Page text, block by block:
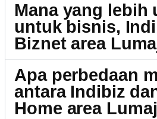
Mana yang lebih
untuk bisnis,
Biznet area
Apa perbedaan
antara Indibiz
Home area